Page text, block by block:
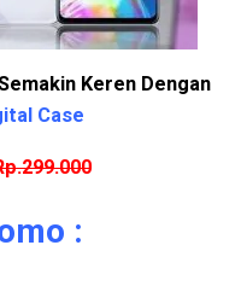
Keren Dengan
Case
: